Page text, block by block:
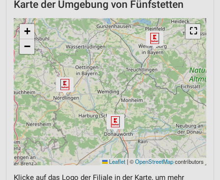
Karte der Umgebung von Fünfstetten
⛶
+
−
Leaflet | ©OpenStreetMapcontributors
Klicke auf das Logo der Filiale in der Karte, um mehr